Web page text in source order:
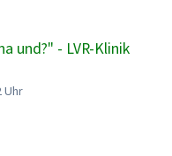
und?" - LVR-Klinik
Uhr